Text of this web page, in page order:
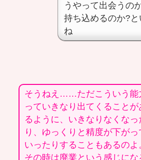
うやって出会うの
持ち込めるのか?
ね
そうねえ……ただこういう能
っていきなり出てくることが
るように、いきなりなくなっ
り、ゆっくりと精度が下がっ
いったりすることもあるのよ
その時は廃業という感じにな